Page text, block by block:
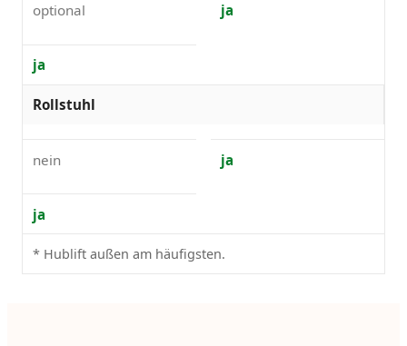
optional ja
ja
Rollstuhl
nein ja
ja
* Hublift außen am häufigsten.